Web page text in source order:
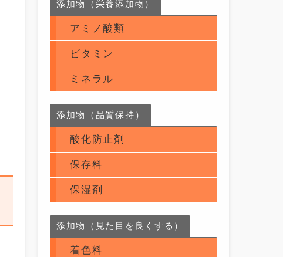
添加物（栄養添加物）
アミノ酸類
ビタミン
ミネラル
添加物（品質保持）
酸化防止剤
保存料
保湿剤
添加物（見た目を良くする）
着色料